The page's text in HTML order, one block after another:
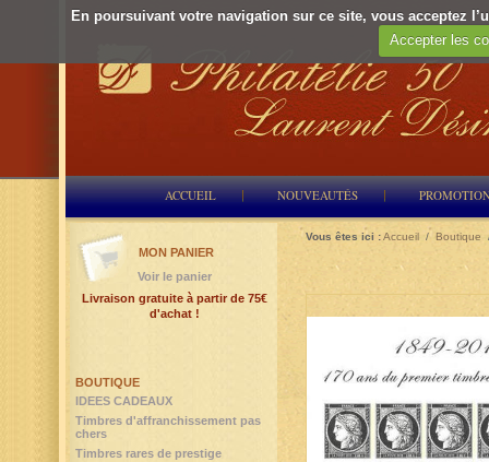
En poursuivant votre navigation sur ce site, vous acceptez
Accepter les
ACCUEIL NOUVEAUTÉS
Vous êtes ici :Accueil / Boutique
BOUTIQUE
IDEES CADEAUX
Timbres d'affranchissement pas
chers
Timbres rares de prestige
MON PANIER
Voir le panier
Livraison gratuite à partir de 75€
d'achat !